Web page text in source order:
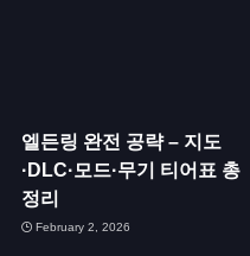
엘든링 완전 공략 – 지도
·DLC·모드·무기 티어표 총
정리
February 2, 2026